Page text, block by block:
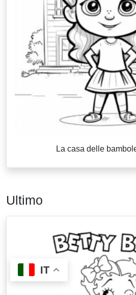
La casa delle
Ultimo
IT